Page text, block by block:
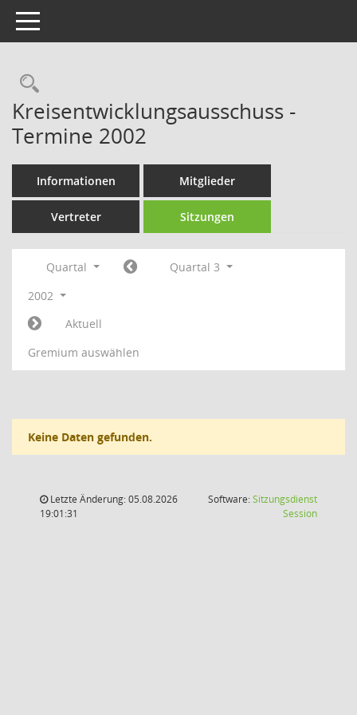
Toggle navigation
Rechercheauswahl
Kreisentwicklungsausschuss -
Termine 2002
Informationen Mitglieder
Vertreter Sitzungen
Quartal
Quartal 3
2002
Aktuell
Gremium auswählen
Keine Daten gefunden.
Letzte Änderung: 05.08.2026
19:01:31
Software:Sitzungsdienst
Session(Wird in